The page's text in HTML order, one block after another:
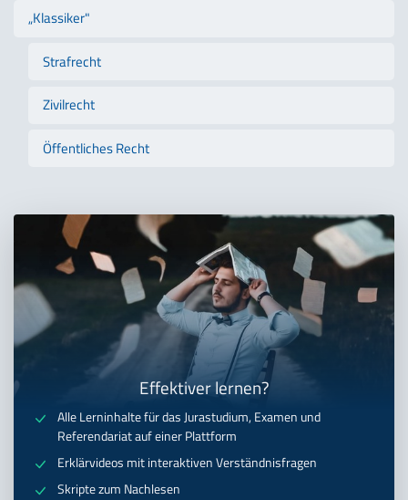
„Klassiker"
Strafrecht
Zivilrecht
Öffentliches Recht
Effektiver lernen?
Alle Lerninhalte für das Jurastudium, Examen und
Referendariat auf einer Plattform
Erklärvideos mit interaktiven Verständnisfragen
Skripte zum Nachlesen